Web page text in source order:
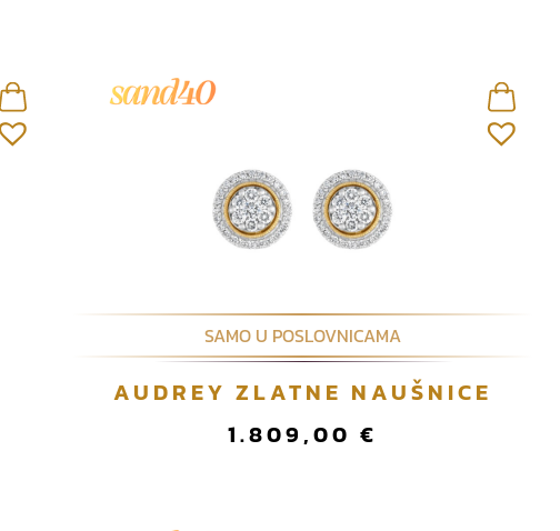
SAMO U POSLOVNICAMA
AUDREY ZLATNE NAUŠNICE
1.809,00 €